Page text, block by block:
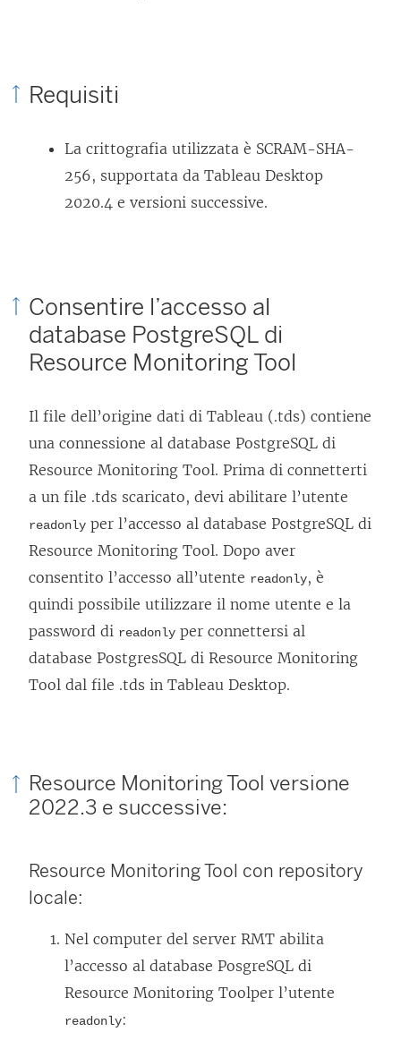
Requisiti
La crittografia utilizzata è SCRAM-SHA-
256, supportata da Tableau Desktop
2020.4 e versioni successive.
Consentire l’accesso al
database PostgreSQL di
Resource Monitoring Tool
Il file dell’origine dati di Tableau (.tds) contiene
una connessione al database PostgreSQL di
Resource Monitoring Tool. Prima di connetterti
a un file .tds scaricato, devi abilitare l’utente
readonly per l’accesso al database PostgreSQL di
Resource Monitoring Tool. Dopo aver
consentito l’accesso all’utente readonly, è
quindi possibile utilizzare il nome utente e la
password di readonly per connettersi al
database PostgresSQL di Resource Monitoring
Tool dal file .tds in Tableau Desktop.
Resource Monitoring Tool versione
2022.3 e successive:
Resource Monitoring Tool con repository
locale:
Nel computer del server RMT abilita
l’accesso al database PosgreSQL di
Resource Monitoring Toolper l’utente
readonly: